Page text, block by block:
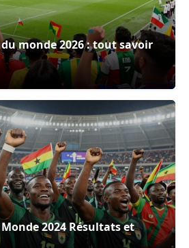
monde 2026 : tout savoir
2024 Résultats et